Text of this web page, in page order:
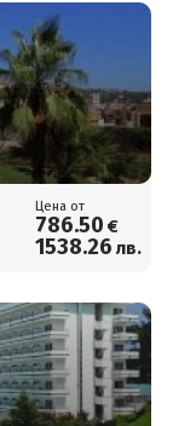
Цена от
786.50 €
1538.26 лв.